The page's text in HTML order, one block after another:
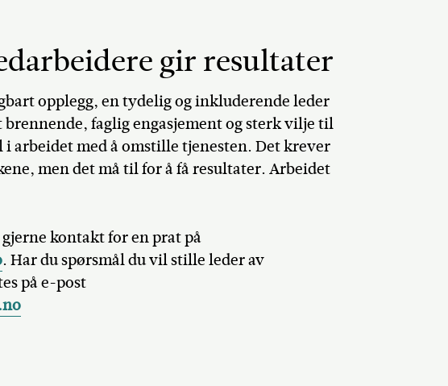
gir resultater
opplegg, en tydelig og inkluderende leder
brennende, faglig engasjement og sterk vilje til
arbeidet med å omstille tjenesten. Det krever
men det må til for å få resultater. Arbeidet
kontakt for en prat på
. Har du spørsmål du vil stille leder av
på e-post